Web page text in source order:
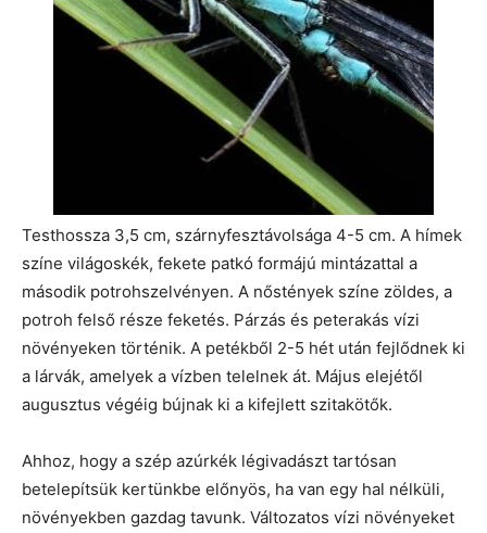
Testhossza 3,5 cm, szárnyfesztávolsága 4-5 cm. A hímek
színe világoskék, fekete patkó formájú mintázattal a
második potrohszelvényen. A nőstények színe zöldes, a
potroh felső része feketés. Párzás és peterakás vízi
növényeken történik. A petékből 2-5 hét után fejlődnek ki
a lárvák, amelyek a vízben telelnek át. Május elejétől
augusztus végéig bújnak ki a kifejlett szitakötők.
Ahhoz, hogy a szép azúrkék légivadászt tartósan
betelepítsük kertünkbe előnyös, ha van egy hal nélküli,
növényekben gazdag tavunk. Változatos vízi növényeket